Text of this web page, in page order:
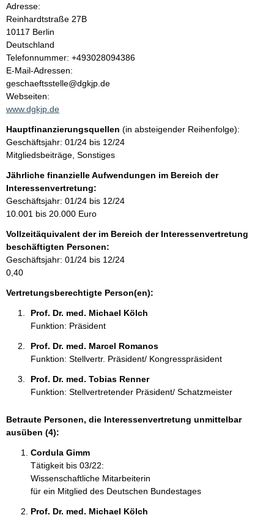
l
t
Adresse:
Reinhardtstraße 27B
10117 Berlin
Deutschland
K
o
n
t
a
t
i
n
f
o
r
m
t
i
o
n
e
Telefonnummer: +493028094386
E-Mail-Adressen:
geschaeftsstelle@dgkjp.de
Webseiten:
www.dgkjp.de
Hauptfinanzierungsquellen (in absteigender Reihenfolge):
Geschäftsjahr: 01/24 bis 12/24
Mitgliedsbeiträge, Sonstiges
Jährliche finanzielle Aufwendungen im Bereich der
Interessenvertretung:
Geschäftsjahr: 01/24 bis 12/24
10.001 bis 20.000 Euro
Vollzeitäquivalent der im Bereich der Interessenvertretung
beschäftigten Personen:
Geschäftsjahr: 01/24 bis 12/24
0,40
Vertretungsberechtigte Person(en):
Prof. Dr. med. Michael Kölch
Funktion: Präsident
Prof. Dr. med. Marcel Romanos
Funktion: Stellvertr. Präsident/ Kongresspräsident
Prof. Dr. med. Tobias Renner
Funktion: Stellvertretender Präsident/ Schatzmeister
Betraute Personen, die Interessenvertretung unmittelbar
ausüben (4):
Cordula Gimm
Tätigkeit bis 03/22:
Wissenschaftliche Mitarbeiterin
für ein Mitglied des Deutschen Bundestages
Prof. Dr. med. Michael Kölch